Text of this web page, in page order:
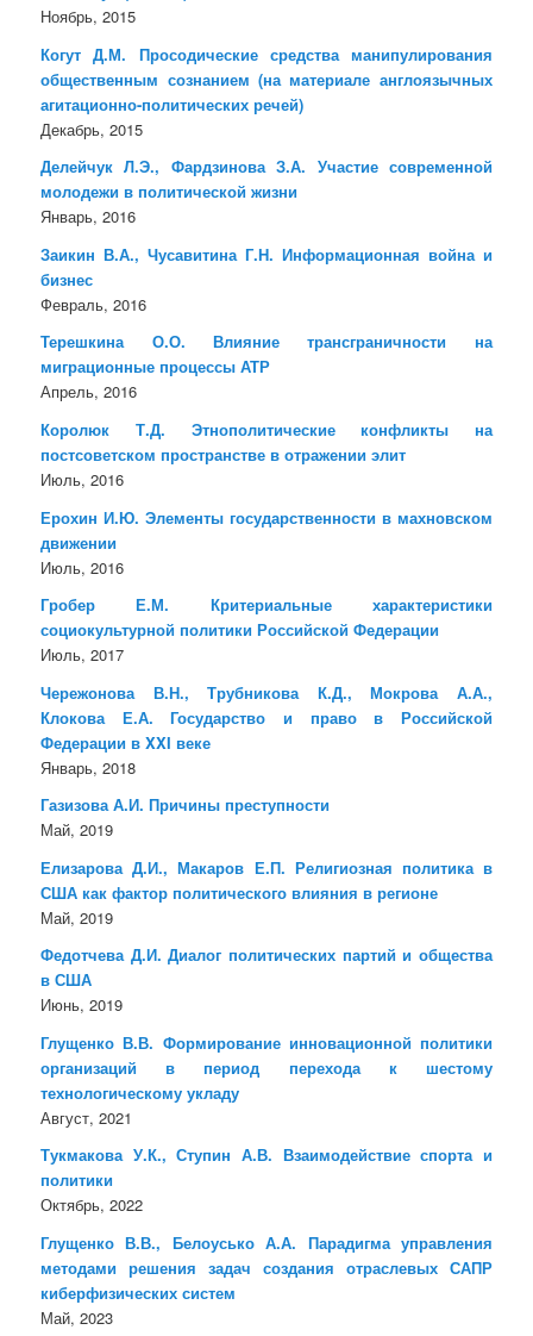
Ноябрь, 2015
Когут Д.М. Просодические средства манипулирования
общественным сознанием (на материале англоязычных
агитационно-политических речей)
Декабрь, 2015
Делейчук Л.Э., Фардзинова З.А. Участие современной
молодежи в политической жизни
Январь, 2016
Заикин В.А., Чусавитина Г.Н. Информационная война и
бизнес
Февраль, 2016
Терешкина О.О. Влияние трансграничности на
миграционные процессы АТР
Апрель, 2016
Королюк Т.Д. Этнополитические конфликты на
постсоветском пространстве в отражении элит
Июль, 2016
Ерохин И.Ю. Элементы государственности в махновском
движении
Июль, 2016
Гробер Е.М. Критериальные характеристики
социокультурной политики Российской Федерации
Июль, 2017
Чережонова В.Н., Трубникова К.Д., Мокрова А.А.,
Клокова Е.А. Государство и право в Российской
Федерации в XXI веке
Январь, 2018
Газизова А.И. Причины преступности
Май, 2019
Елизарова Д.И., Макаров Е.П. Религиозная политика в
США как фактор политического влияния в регионе
Май, 2019
Федотчева Д.И. Диалог политических партий и общества
в США
Июнь, 2019
Глущенко В.В. Формирование инновационной политики
организаций в период перехода к шестому
технологическому укладу
Август, 2021
Тукмакова У.К., Ступин А.В. Взаимодействие спорта и
политики
Октябрь, 2022
Глущенко В.В., Белоусько А.А. Парадигма управления
методами решения задач создания отраслевых САПР
киберфизических систем
Май, 2023